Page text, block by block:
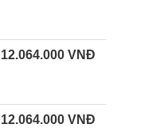
12.064.000 VNĐ
12.064.000 VNĐ